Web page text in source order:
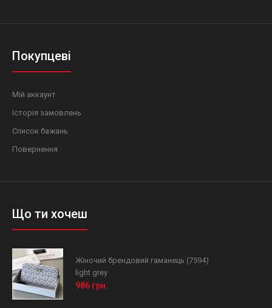
Покупцеві
Мій аккаунт
Історія замовлень
Список бажань
Повернення
Що ти хочеш
Жіночий брендовий гаманець (7594)
light grey
986 грн.